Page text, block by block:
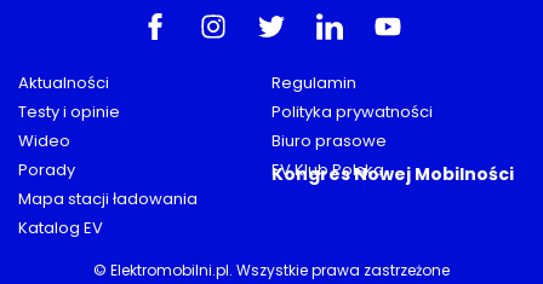
Aktualności
Testy i opinie
Wideo
Porady
Mapa stacji ładowania
Katalog EV
Regulamin
Polityka prywatności
Biuro prasowe
EV Klub Polska
Kongres Nowej Mobilności
© Elektromobilni.pl. Wszystkie prawa zastrzeżone